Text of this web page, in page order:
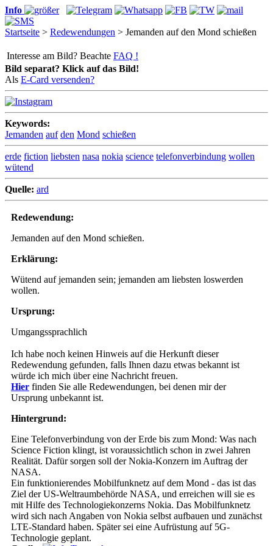
Info
Startseite > Redewendungen > Jemanden auf den Mond schießen
Interesse am Bild? Beachte FAQ !
Bild separat? Klick auf das Bild!
Als E-Card versenden?
Keywords:
Jemanden auf den Mond schießen
erde fiction liebsten nasa nokia science telefonverbindung wollen
wütend
Quelle: ard
Redewendung:
Jemanden auf den Mond schießen.
Erklärung:
Wütend auf jemanden sein; jemanden am liebsten loswerden
wollen.
Ursprung:
Umgangssprachlich
Ich habe noch keinen Hinweis auf die Herkunft dieser
Redewendung gefunden, falls Ihnen dazu etwas bekannt ist
würde ich mich über eine Nachricht freuen.
Hier finden Sie alle Redewendungen, bei denen mir der
Ursprung unbekannt ist.
Hintergrund:
Eine Telefonverbindung von der Erde bis zum Mond: Was nach
Science Fiction klingt, ist voraussichtlich schon in zwei Jahren
Realität. Dafür sorgen soll der Nokia-Konzern im Auftrag der
NASA.
Ein funktionierendes Mobilfunknetz auf dem Mond - das ist das
Ziel der US-Weltraumbehörde NASA, und erreichen will sie es
mit Hilfe des Technologiekonzerns Nokia. Das Mobilfunknetz
wird sich nach Angaben von Nokia selbst aufbauen und zunächst
LTE-Standard haben. Später sei eine Aufrüstung auf 5G-
Technologie geplant.